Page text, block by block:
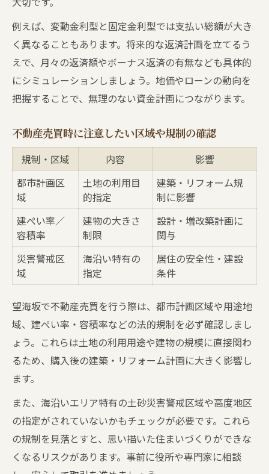
不動産売買でよくあるリスク比較と対策表
望海坂ならではの売買トラブルを防ぐ方法
ローン審査落ちを避けるための注意点
土地購入時に気をつけたい法的リスク
リスクを減らすための情報収集術
住宅ローン選びが将来を左右する理由とは
住宅ローンの種類別比較表で賢く選択
返済計画の立て方が将来に与える影響
金利や返済期間の違いを理解しよう
ローン選びで失敗しないための基礎知識
不動産売買時に考えるべきローンの条件
例えば、変動金利型と固定金利型では支払い総額が大き
く異なることもあります。将来的な返済計画を立てるう
えで、月々の返済額やボーナス返済の有無なども具体的
にシミュレーションしましょう。地価やローンの動向を
把握することで、無理のない資金計画につながります。
不動産売買時に注意したい区域や規制の確認
規制・区域 内容
影響
都市計画区
域
土地の利用目
的指定
建築・リフォーム規
制に影響
建ぺい率／
容積率
建物の大きさ
制限
設計・増改築計画に
関与
災害警戒区
域
海沿い特有の
指定
居住の安全性・建設
条件
望海坂で不動産売買を行う際は、都市計画区域や用途地
域、建ぺい率・容積率などの法的規制を必ず確認しまし
ょう。これらは土地の利用用途や建物の規模に直接関わ
るため、購入後の建築・リフォーム計画に大きく影響し
ます。
また、海沿いエリア特有の土砂災害警戒区域や高度地区
の指定がされていないかもチェックが必要です。これら
の規制を見落とすと、思い描いた住まいづくりができな
くなるリスクがあります。事前に役所や専門家に相談